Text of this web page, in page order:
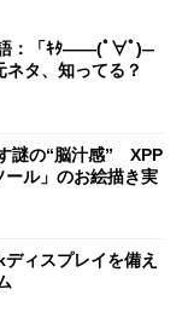
：「ｷﾀ――(ﾟ∀ﾟ)―
タ、知ってる？
謎の“脳汁感” XPP
ル」のお絵描き実
ィスプレイを備え